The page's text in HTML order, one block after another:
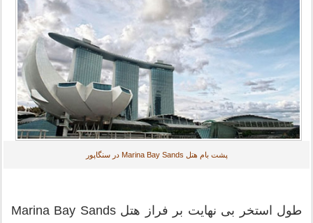
پشت بام هتل Marina Bay Sands در سنگاپور
طول استخر بی نهایت بر فراز هتل Marina Bay Sands